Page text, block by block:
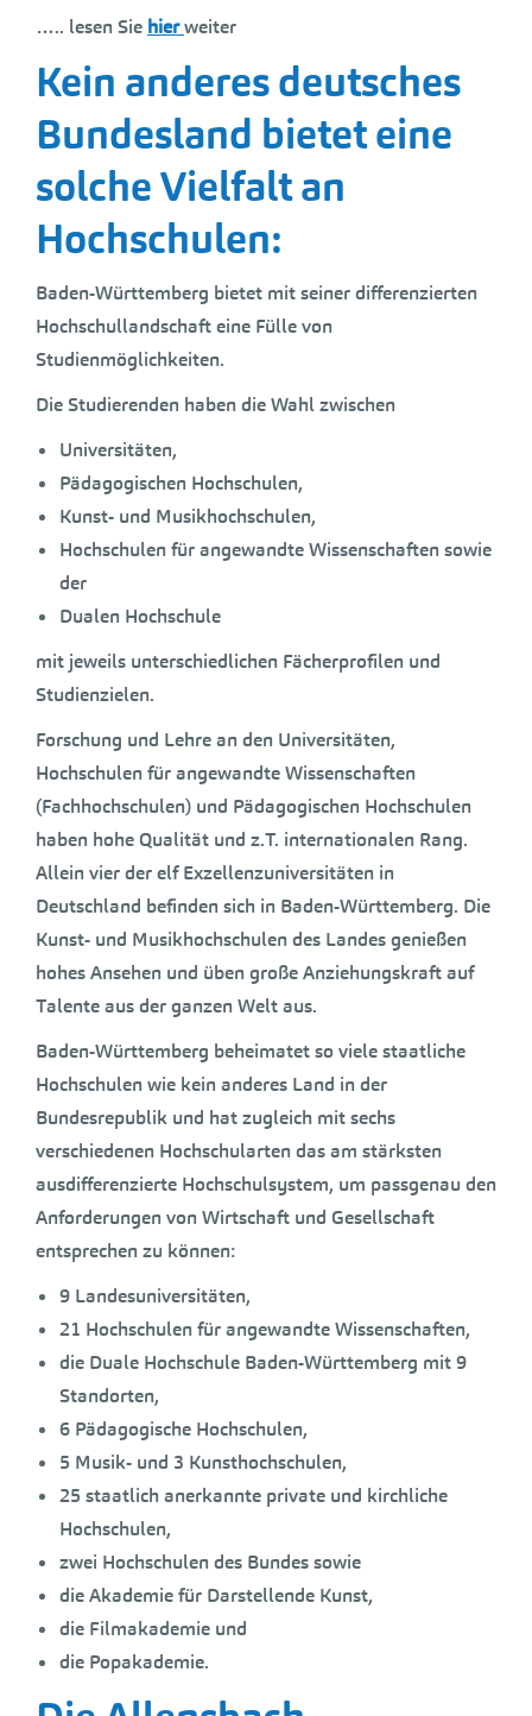
….. lesen Sie hierweiter
Kein anderes deutsches
Bundesland bietet eine
solche Vielfalt an
Hochschulen:
Baden-Württemberg bietet mit seiner differenzierten
Hochschullandschaft eine Fülle von
Studienmöglichkeiten.
Die Studierenden haben die Wahl zwischen
Universitäten,
Pädagogischen Hochschulen,
Kunst- und Musikhochschulen,
Hochschulen für angewandte Wissenschaften sowie
der
Dualen Hochschule
mit jeweils unterschiedlichen Fächerprofilen und
Studienzielen.
Forschung und Lehre an den Universitäten,
Hochschulen für angewandte Wissenschaften
(Fachhochschulen) und Pädagogischen Hochschulen
haben hohe Qualität und z.T. internationalen Rang.
Allein vier der elf Exzellenzuniversitäten in
Deutschland befinden sich in Baden-Württemberg. Die
Kunst- und Musikhochschulen des Landes genießen
hohes Ansehen und üben große Anziehungskraft auf
Talente aus der ganzen Welt aus.
Baden-Württemberg beheimatet so viele staatliche
Hochschulen wie kein anderes Land in der
Bundesrepublik und hat zugleich mit sechs
verschiedenen Hochschularten das am stärksten
ausdifferenzierte Hochschulsystem, um passgenau den
Anforderungen von Wirtschaft und Gesellschaft
entsprechen zu können:
9 Landesuniversitäten,
21 Hochschulen für angewandte Wissenschaften,
die Duale Hochschule Baden-Württemberg mit 9
Standorten,
6 Pädagogische Hochschulen,
5 Musik- und 3 Kunsthochschulen,
25 staatlich anerkannte private und kirchliche
Hochschulen,
zwei Hochschulen des Bundes sowie
die Akademie für Darstellende Kunst,
die Filmakademie und
die Popakademie.